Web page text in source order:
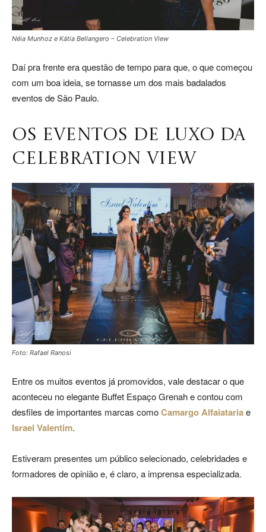
Néia Munhoz e Kátia Bellangero – Celebration View
Daí pra frente era questão de tempo para que, o que começou
com um boa ideia, se tornasse um dos mais badalados
eventos de São Paulo.
OS EVENTOS DE LUXO DA
CELEBRATION VIEW
Foto: Rafael Ranosi
Entre os muitos eventos já promovidos, vale destacar o que
aconteceu no elegante Buffet Espaço Grenah e contou com
desfiles de importantes marcas comoCamargo Alfaiatariae
Israel Valentim.
Estiveram presentes um público selecionado, celebridades e
formadores de opinião e, é claro, a imprensa especializada.